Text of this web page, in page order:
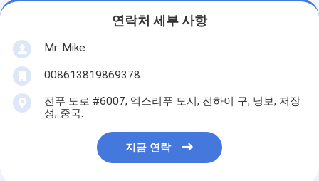
연락처 세부 사항
Mr. Mike
008613819869378
전푸 도로 #6007, 엑스리푸 도시, 전하이 구, 닝보, 저장
성, 중국.
지금 연락